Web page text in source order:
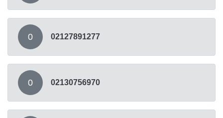
0 02127891277
0 02130756970